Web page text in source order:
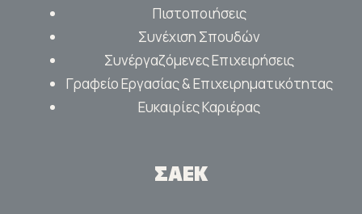
Πιστοποιήσεις
Συνέχιση Σπουδών
Συνέργαζόμενες Επιχειρήσεις
Γραφείο Εργασίας & Επιχειρηματικότητας
Ευκαιρίες Καριέρας
ΣΑΕΚ